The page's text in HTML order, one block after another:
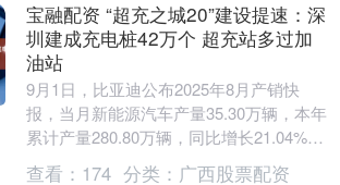
宝融配资 “超充之城20”建设提速：深
圳建成充电桩42万个 超充站多过加
油站
9月1日，比亚迪公布2025年8月产销快
报，当月新能源汽车产量35.30万辆，本年
累计产量280.80万辆，同比增长21.04%；
销量为37.36万辆，本年累计....
查看： 174 分类： 广西股票配资